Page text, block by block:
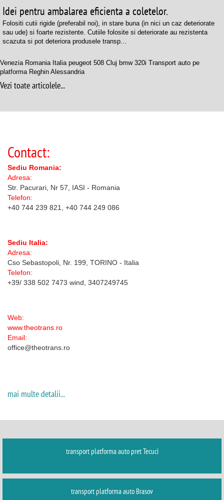
Idei pentru ambalarea eficienta a coletelor.
Folositi cutii rigide (preferabil noi), in stare buna (in nici un caz deteriorate
sau ude) si foarte rezistente. Cutiile folosite si deteriorate au rezistenta
scazuta si pot deteriora produsele transp...
Venezia Romania Italia peugeot 508 Cluj bmw 320i Transport auto pe
platforma Reghin Alessandria
Vezi toate articolele...
Contact:
Sediu Romania:
Adresa:
Str. Pacurari, Nr 57, IASI - Romania
Telefon:
+40 744 239 821, +40 744 249 086
Sediu Italia:
Adresa:
Cso Sebastopoli, Nr. 199, TORINO - Italia
Telefon:
+39/ 338 502 7473 wind, 3407249745
Web:
www.theotrans.ro
Email:
office@theotrans.ro
mai multe detalii...
transport platforma auto pret Tecuci
transport platforma auto Brasov